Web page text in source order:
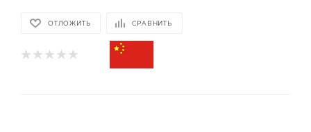
ОТЛОЖИТЬ СРАВНИТЬ